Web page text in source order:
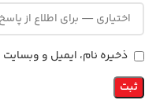
ذخیره نام، ایمیل و